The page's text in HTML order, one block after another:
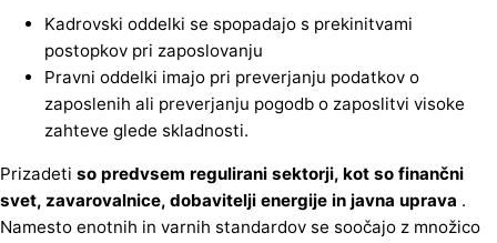
Kadrovski oddelki se spopadajo s prekinitvami
postopkov pri zaposlovanju
Pravni oddelki imajo pri preverjanju podatkov o
zaposlenih ali preverjanju pogodb o zaposlitvi visoke
zahteve glede skladnosti.
Prizadeti so predvsem regulirani sektorji, kot so finančni
svet, zavarovalnice, dobavitelji energije in javna uprava .
Namesto enotnih in varnih standardov se soočajo z množico